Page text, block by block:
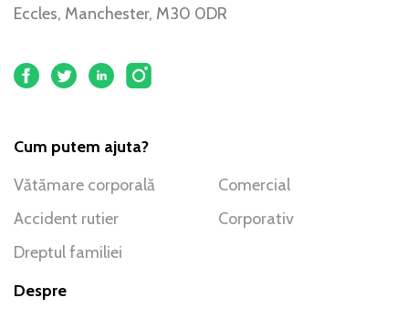
Eccles, Manchester, M30 0DR
Cum putem ajuta?
Vătămare corporală
Accident rutier
Dreptul familiei
Comercial
Corporativ
Despre